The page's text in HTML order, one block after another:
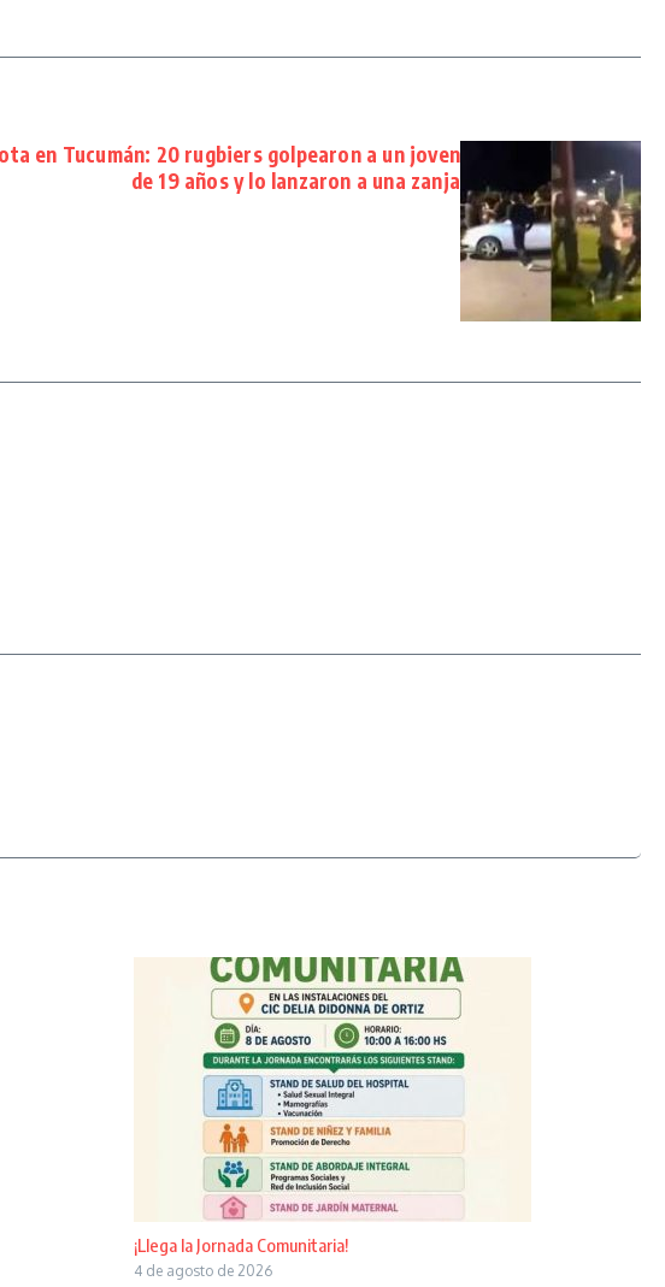
en Tucumán: 20 rugbiers golpearon a un joven
de 19 años y lo lanzaron a una zanja
¡Llega la Jornada Comunitaria!
4 de agosto de 2026